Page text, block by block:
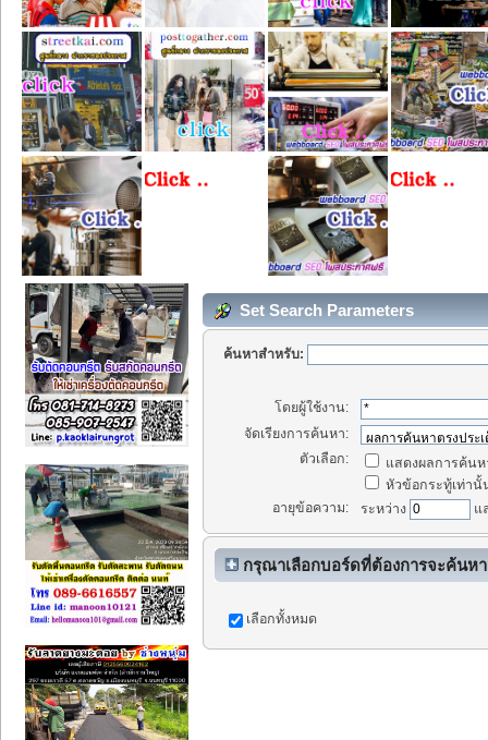
Set Search Parameters
ค้นหาสำหรับ:
โดยผู้ใช้งาน:
จัดเรียงการค้นหา:
ตัวเลือก:
แสดงผลการค้น
หัวข้อกระทู้เท่านั้
อายุข้อความ:
ระหว่าง แ
กรุณาเลือกบอร์ดที่ต้องการจะค้นห
เลือกทั้งหมด